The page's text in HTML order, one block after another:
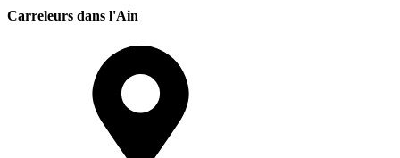
Carreleurs dans l'Ain